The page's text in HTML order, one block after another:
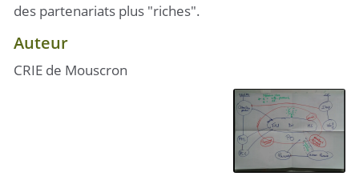
des partenariats plus "riches".
Auteur
CRIE de Mouscron